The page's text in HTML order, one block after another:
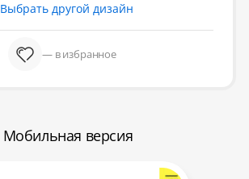
Выбрать другой дизайн
— в избранное
Мобильная версия